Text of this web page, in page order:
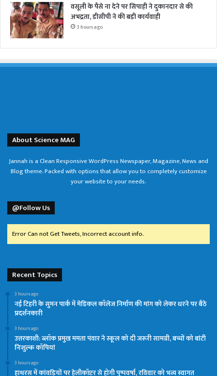
वसूली के पैसे ना देने पर सिपाही ने दुकानदार से की
अभद्रता, डीसीपी ने की बड़ी कार्यवाही
3 hours ago
About Science MAG
Jannah is a Clean Responsive WordPress Newspaper, Magazine, News and
Blog theme. Packed with options that allow you to completely customize
your website to your needs.
@Follow Us
Error Can not Get Tweets, Incorrect account info.
Recent Topics
3 hours ago
नई टिहरी के सुमन पार्क में मेडिकल कॉलेज निर्माण की मांग को लेकर धरने पर बैठे
प्रदर्शनकारी
3 hours ago
उत्तरकाशी: ब्लॉक प्रमुख ममता पंवार ने स्कूल को दी जरूरी सामग्री, बच्चों को बांटी
निःशुल्क कॉपियां
3 hours ago
हाथरस में कांवड़ियों पर हेलीकॉप्टर से होगी पुष्पवर्षा, रविवार को भव्य स्वागत